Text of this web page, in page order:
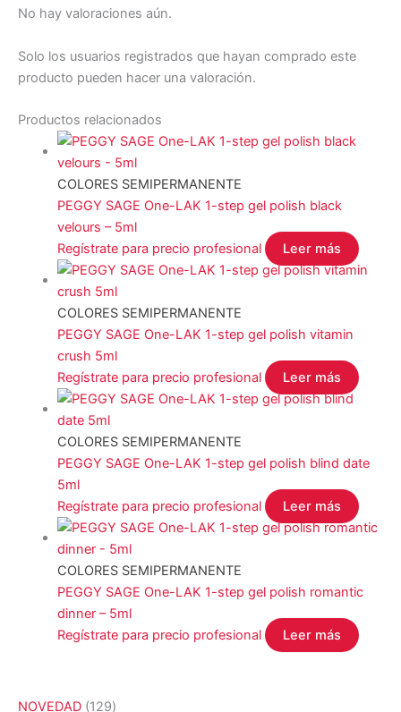
No hay valoraciones aún.
Solo los usuarios registrados que hayan comprado este
producto pueden hacer una valoración.
Productos relacionados
COLORES SEMIPERMANENTE
PEGGY SAGE One-LAK 1-step gel polish black
velours – 5ml
Regístrate para precio profesional
Leer más
COLORES SEMIPERMANENTE
PEGGY SAGE One-LAK 1-step gel polish vitamin
crush 5ml
Regístrate para precio profesional
Leer más
COLORES SEMIPERMANENTE
PEGGY SAGE One-LAK 1-step gel polish blind date
5ml
Regístrate para precio profesional
Leer más
COLORES SEMIPERMANENTE
PEGGY SAGE One-LAK 1-step gel polish romantic
dinner – 5ml
Regístrate para precio profesional
Leer más
NOVEDAD 1291